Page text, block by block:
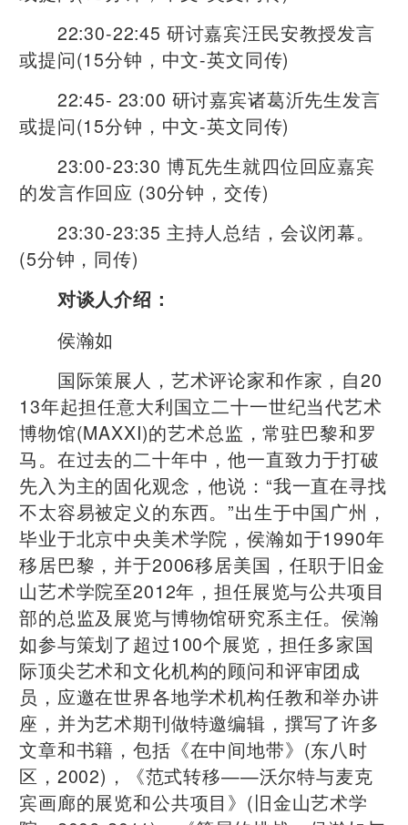
22:30-22:45 研讨嘉宾汪民安教授发言
或提问(15分钟，中文-英文同传)
22:45- 23:00 研讨嘉宾诸葛沂先生发言
或提问(15分钟，中文-英文同传)
23:00-23:30 博瓦先生就四位回应嘉宾
的发言作回应 (30分钟，交传)
23:30-23:35 主持人总结，会议闭幕。
(5分钟，同传)
对谈人介绍：
侯瀚如
国际策展人，艺术评论家和作家，自20
13年起担任意大利国立二十一世纪当代艺术
博物馆(MAXXI)的艺术总监，常驻巴黎和罗
马。在过去的二十年中，他一直致力于打破
先入为主的固化观念，他说：“我一直在寻找
不太容易被定义的东西。”出生于中国广州，
毕业于北京中央美术学院，侯瀚如于1990年
移居巴黎，并于2006移居美国，任职于旧金
山艺术学院至2012年，担任展览与公共项目
部的总监及展览与博物馆研究系主任。侯瀚
如参与策划了超过100个展览，担任多家国
际顶尖艺术和文化机构的顾问和评审团成
员，应邀在世界各地学术机构任教和举办讲
座，并为艺术期刊做特邀编辑，撰写了许多
文章和书籍，包括《在中间地带》(东八时
区，2002)，《范式转移——沃尔特与麦克
宾画廊的展览和公共项目》(旧金山艺术学